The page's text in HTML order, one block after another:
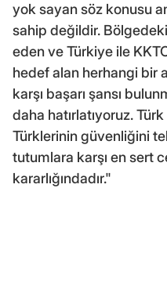
yok sayan söz konusu
sahip değildir.
eden ve Türkiye ile
hedef alan herhangi bir
karşı başarı şansı
daha hatırlatıyoruz.
Türklerinin güvenliğini
tutumlara karşı en sert
kararlığındadır."